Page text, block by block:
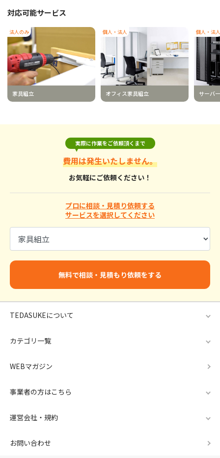
対応可能サービス
法人のみ
家具組立
個人・法人
オフィス家具組立
個人・法人
サーバ
実際に作業をご依頼頂くまで
費用は発生いたしません。
お気軽にご依頼ください！
プロに相談・見積り依頼する
サービスを選択してください
無料で相談・見積もり依頼をする
TEDASUKEについて
カテゴリ一覧
WEBマガジン
事業者の方はこちら
運営会社・規約
お問い合わせ